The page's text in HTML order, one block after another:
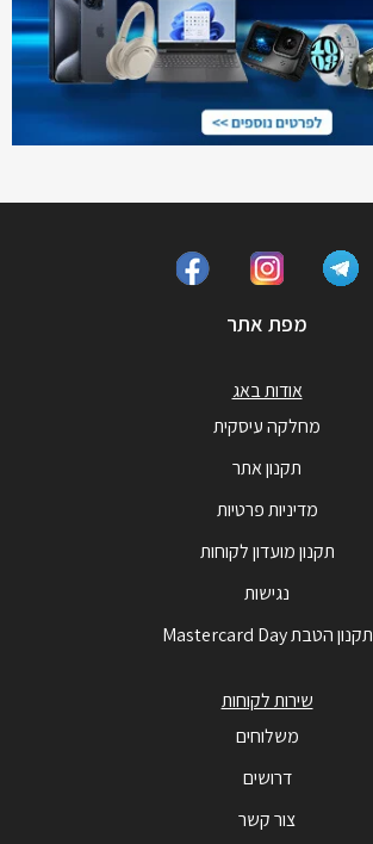
מפת אתר
אודות באג
מחלקה עיסקית
תקנון אתר
מדיניות פרטיות
תקנון מועדון לקוחות
נגישות
תקנון הטבת Mastercard Day
שירות לקוחות
משלוחים
דרושים
צור קשר